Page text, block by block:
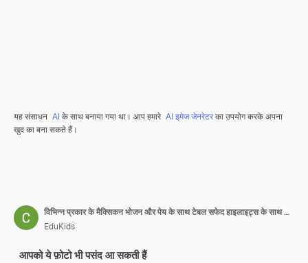
यह संसाधन AIके साथ बनाया गया था। आप हमारे AI इमेज जेनरेटरका उपयोग करके अपना
खुद का बना सकते हैं।
विभिन्न प्रकार के मैक्सिकन भोजन और पेय के साथ टेबल सफेद हाइलाइट्स के साथ अलग
EduKids
आपको ये फ़ोटो भी पसंद आ सकती हैं